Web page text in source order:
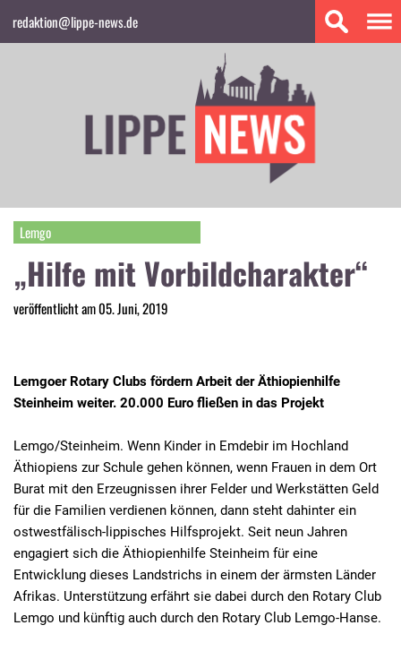
redaktion@lippe-news.de
Lemgo
„Hilfe mit Vorbildcharakter“
veröffentlicht am 05. Juni, 2019
Lemgoer Rotary Clubs fördern Arbeit der Äthiopienhilfe
Steinheim weiter. 20.000 Euro fließen in das Projekt
Lemgo/Steinheim. Wenn Kinder in Emdebir im Hochland
Äthiopiens zur Schule gehen können, wenn Frauen in dem Ort
Burat mit den Erzeugnissen ihrer Felder und Werkstätten Geld
für die Familien verdienen können, dann steht dahinter ein
ostwestfälisch-lippisches Hilfsprojekt. Seit neun Jahren
engagiert sich die Äthiopienhilfe Steinheim für eine
Entwicklung dieses Landstrichs in einem der ärmsten Länder
Afrikas. Unterstützung erfährt sie dabei durch den Rotary Club
Lemgo und künftig auch durch den Rotary Club Lemgo-Hanse.